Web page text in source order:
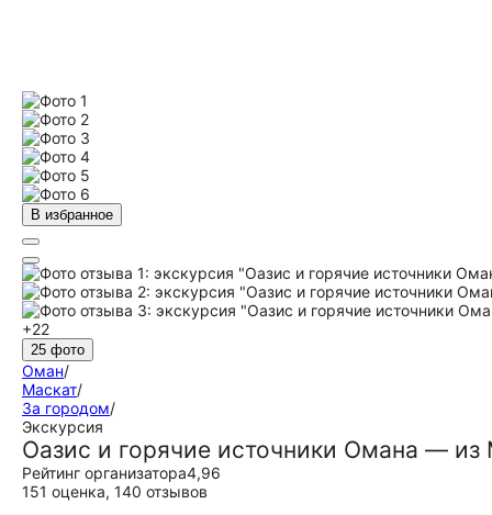
В избранное
+22
25 фото
Оман/
Маскат/
За городом/
Экскурсия
Оазис и горячие источники Омана — из
Рейтинг организатора4,96
151 оценка, 140 отзывов